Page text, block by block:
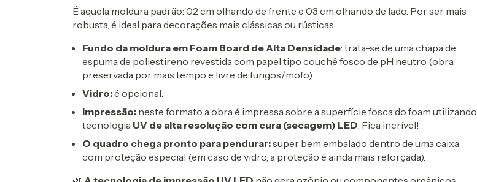
É aquela moldura padrão: 02 cm olhando de frente e 03 cm olhando de lado. Por ser mais
robusta, é ideal para decorações mais clássicas ou rústicas.
Fundo da moldura em Foam Board de Alta Densidade: trata-se de uma chapa de
espuma de poliestireno revestida com papel tipo couchê fosco de pH neutro (obra
preservada por mais tempo e livre de fungos/mofo).
Vidro:é opcional.
Impressão: neste formato a obra é impressa sobre a superfície fosca do foam utilizando
tecnologia UV de alta resolução com cura (secagem) LED . Fica incrível!
O quadro chega pronto para pendurar:super bem embalado dentro de uma caixa
com proteção especial (em caso de vidro, a proteção é ainda mais reforçada).